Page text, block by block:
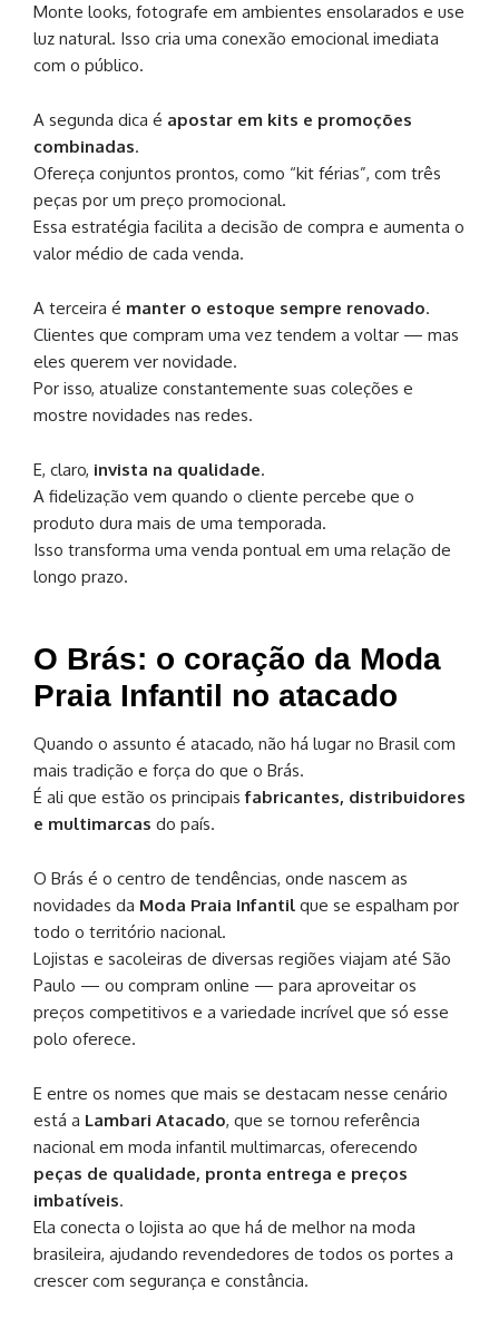
Monte looks, fotografe em ambientes ensolarados e use
luz natural. Isso cria uma conexão emocional imediata
com o público.
A segunda dica é apostar em kits e promoções
combinadas.
Ofereça conjuntos prontos, como “kit férias”, com três
peças por um preço promocional.
Essa estratégia facilita a decisão de compra e aumenta o
valor médio de cada venda.
A terceira é manter o estoque sempre renovado.
Clientes que compram uma vez tendem a voltar — mas
eles querem ver novidade.
Por isso, atualize constantemente suas coleções e
mostre novidades nas redes.
E, claro, invista na qualidade.
A fidelização vem quando o cliente percebe que o
produto dura mais de uma temporada.
Isso transforma uma venda pontual em uma relação de
longo prazo.
O Brás: o coração da Moda
Praia Infantil no atacado
Quando o assunto é atacado, não há lugar no Brasil com
mais tradição e força do que o Brás.
É ali que estão os principaisfabricantes, distribuidores
e multimarcas do país.
O Brás é o centro de tendências, onde nascem as
novidades da Moda Praia Infantil que se espalham por
todo o território nacional.
Lojistas e sacoleiras de diversas regiões viajam até São
Paulo — ou compram online — para aproveitar os
preços competitivos e a variedade incrível que só esse
polo oferece.
E entre os nomes que mais se destacam nesse cenário
está a Lambari Atacado, que se tornou referência
nacional em moda infantil multimarcas, oferecendo
peças de qualidade, pronta entrega e preços
imbatíveis.
Ela conecta o lojista ao que há de melhor na moda
brasileira, ajudando revendedores de todos os portes a
crescer com segurança e constância.